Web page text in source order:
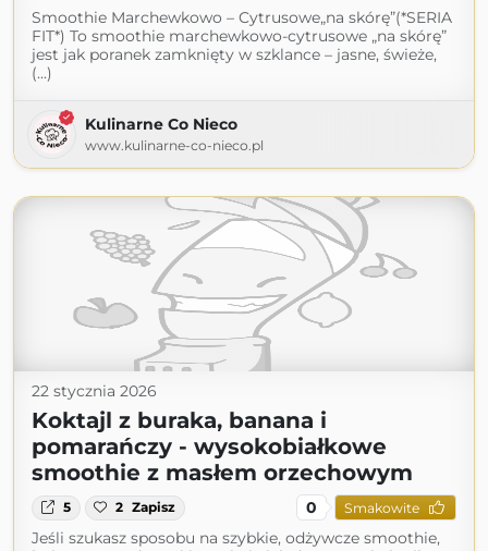
Smoothie Marchewkowo – Cytrusowe„na skórę”(*SERIA
FIT*) To smoothie marchewkowo-cytrusowe „na skórę”
jest jak poranek zamknięty w szklance – jasne, świeże,
(...)
Kulinarne Co Nieco
www.kulinarne-co-nieco.pl
22 stycznia 2026
Koktajl z buraka, banana i
pomarańczy - wysokobiałkowe
smoothie z masłem orzechowym
5 2 Zapisz 0 Smakowite
Jeśli szukasz sposobu na szybkie, odżywcze smoothie,